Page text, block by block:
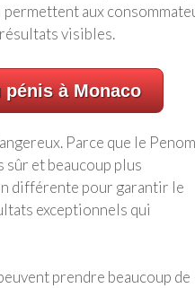
permettent aux
visibles.
à Monaco
Parce que le
sûr et beaucoup plus
différente pour garantir le
exceptionnels qui
prendre beaucoup de